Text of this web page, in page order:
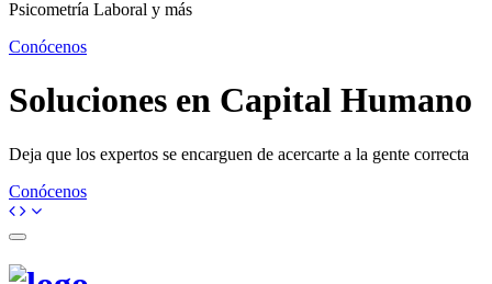
Psicometría Laboral y más
Conócenos
Soluciones en Capital Humano
Deja que los expertos se encarguen de acercarte a la gente correcta
Conócenos
Toggle